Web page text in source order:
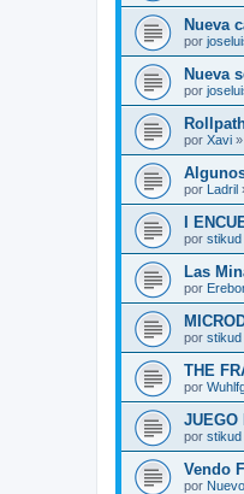
Nueva
por
Nueva
por
por Xavi »
por Ladril
I
por stikud
Las
por
por stikud
THE
por
JUEGO
por stikud
Vendo
por